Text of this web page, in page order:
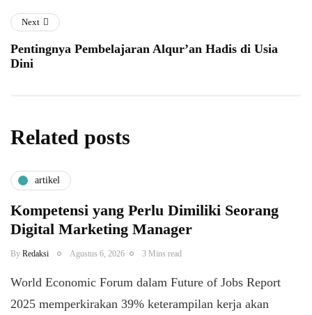
Next
Pentingnya Pembelajaran Alqur’an Hadis di Usia
Dini
Related posts
artikel
Kompetensi yang Perlu Dimiliki Seorang
Digital Marketing Manager
By Redaksi Agustus 6, 2026 3 Mins read
World Economic Forum dalam Future of Jobs Report
2025 memperkirakan 39% keterampilan kerja akan